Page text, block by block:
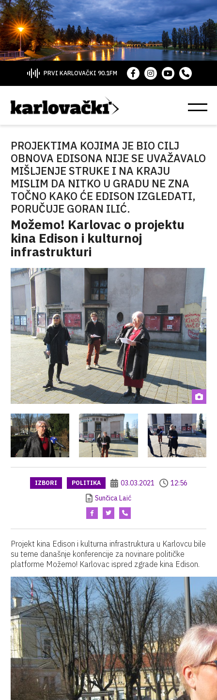
PRVI KARLOVAČKI 90.1FM
PROJEKTIMA KOJIMA JE BIO CILJ
OBNOVA EDISONA NIJE SE UVAŽAVALO
MIŠLJENJE STRUKE I NA KRAJU
MISLIM DA NITKO U GRADU NE ZNA
TOČNO KAKO ĆE EDISON IZGLEDATI,
PORUČUJE GORAN ILIĆ.
Možemo! Karlovac o projektu
kina Edison i kulturnoj
infrastrukturi
IZBORI POLITIKA 03.03.2021
12:56
Sunčica Laić
Projekt kina Edison i kulturna infrastruktura u Karlovcu bile
su teme današnje konferencije za novinare političke
platforme Možemo! Karlovac ispred zgrade kina Edison.